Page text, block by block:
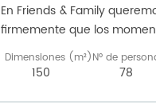
En Friends & Family
firmemente que los
Dimensiones (m²)
150
Nº de
78